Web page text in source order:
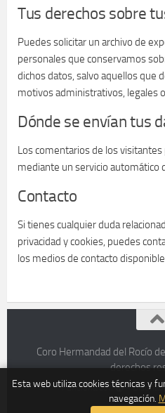
Esta web utiliza cookies técnicas y
navegación.
Tus derechos sobre
Puedes solicitar un archivo de
personales que conservamos
dichos datos, salvo aquellos que
motivos administrativos, legales
Dónde se envían tus
Los comentarios de los
mediante un servicio automático
Contacto
Si tienes cualquier duda
privacidad y cookies, puedes
los medios de contacto
Coro Hermandad del Rocío
derechos
Funciona con -